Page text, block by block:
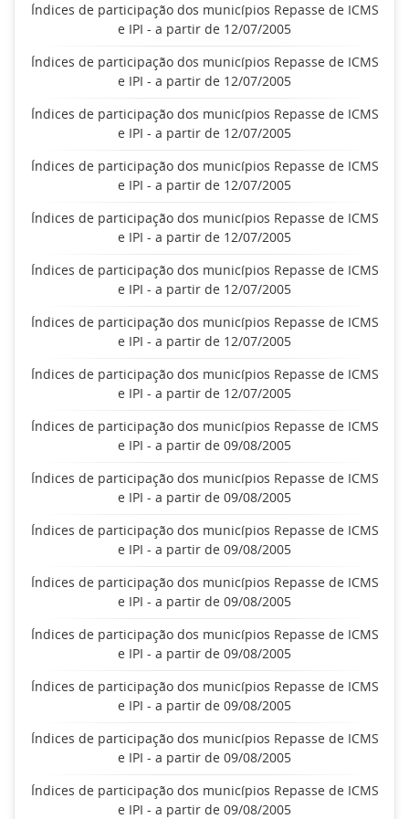
Índices de participação dos municípios Repasse de ICMS
e IPI - a partir de 12/07/2005
Índices de participação dos municípios Repasse de ICMS
e IPI - a partir de 12/07/2005
Índices de participação dos municípios Repasse de ICMS
e IPI - a partir de 12/07/2005
Índices de participação dos municípios Repasse de ICMS
e IPI - a partir de 12/07/2005
Índices de participação dos municípios Repasse de ICMS
e IPI - a partir de 12/07/2005
Índices de participação dos municípios Repasse de ICMS
e IPI - a partir de 12/07/2005
Índices de participação dos municípios Repasse de ICMS
e IPI - a partir de 12/07/2005
Índices de participação dos municípios Repasse de ICMS
e IPI - a partir de 12/07/2005
Índices de participação dos municípios Repasse de ICMS
e IPI - a partir de 09/08/2005
Índices de participação dos municípios Repasse de ICMS
e IPI - a partir de 09/08/2005
Índices de participação dos municípios Repasse de ICMS
e IPI - a partir de 09/08/2005
Índices de participação dos municípios Repasse de ICMS
e IPI - a partir de 09/08/2005
Índices de participação dos municípios Repasse de ICMS
e IPI - a partir de 09/08/2005
Índices de participação dos municípios Repasse de ICMS
e IPI - a partir de 09/08/2005
Índices de participação dos municípios Repasse de ICMS
e IPI - a partir de 09/08/2005
Índices de participação dos municípios Repasse de ICMS
e IPI - a partir de 09/08/2005